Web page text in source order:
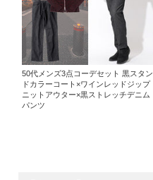
50代メンズ3点コーデセット 黒スタン
ドカラーコート×ワインレッドジップ
ニットアウター×黒ストレッチデニム
パンツ